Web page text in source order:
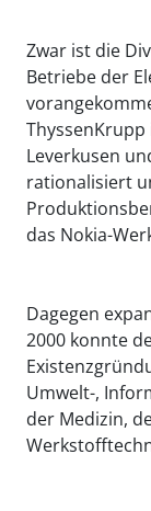
Zwar ist die
Betriebe der
ThyssenKrupp
Leverkusen
rationalisiert
das Nokia-
Dagegen
2000 konnte
Umwelt-,
der Medizin,